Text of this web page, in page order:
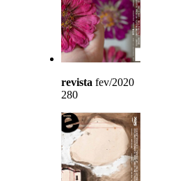
revista fev/2020
280